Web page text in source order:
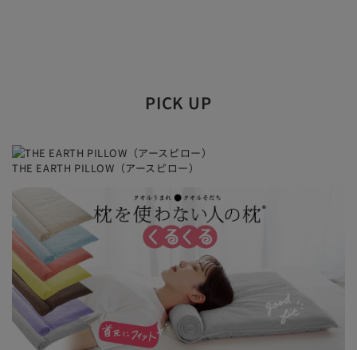
のわかるような明細書やチラシは同封しておりません。
明細書の同封をご希望の場合や、別送で明細書をご希望
か、別途ご連絡くださるようお願いします。
ラッピング方法はおまかせでお願いします。
商品のサイズや形状によって当店で使い分けています。
荷姿やラッピングのカラー等、お客さまからのご指定・
ご要望はお受け付けしておりませんのでご了承くださ
い。
ご希望者のみのサービスとなっております。
PICK UP
THE EARTH PILLOW（アースピロー）